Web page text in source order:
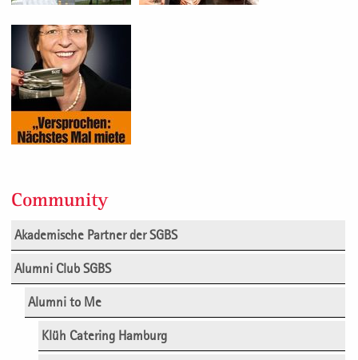
Community
Akademische Partner der SGBS
Alumni Club SGBS
Alumni to Me
Klüh Catering Hamburg